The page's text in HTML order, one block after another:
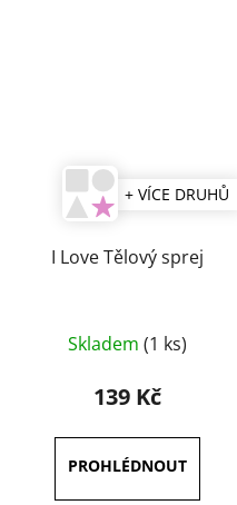
+ VÍCE DRUHŮ
I Love Tělový sprej
Skladem (1 ks)
139 Kč